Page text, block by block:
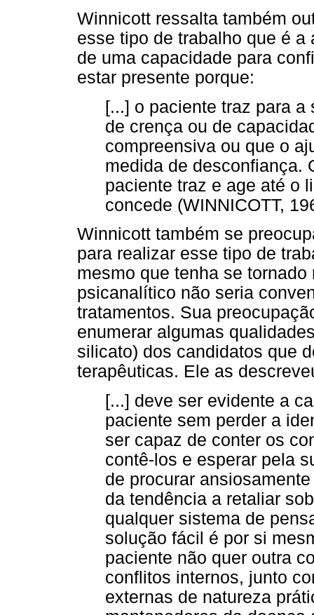
Winnicott ressalta também
esse tipo de trabalho que é
de uma capacidade para
estar presente porque:
[...] o paciente traz para
de crença ou de
compreensiva ou que o
medida de desconfiança.
paciente traz e age até o
concede (WINNICOTT,
Winnicott também se
para realizar esse tipo de
mesmo que tenha se
psicanalítico não seria
tratamentos. Sua
enumerar algumas
silicato) dos candidatos que
terapêuticas. Ele as
[...] deve ser evidente a
paciente sem perder a
ser capaz de conter os
contê-los e esperar pela
de procurar
da tendência a retaliar
qualquer sistema de
solução fácil é por si
paciente não quer outra
conflitos internos, junto
externas de natureza